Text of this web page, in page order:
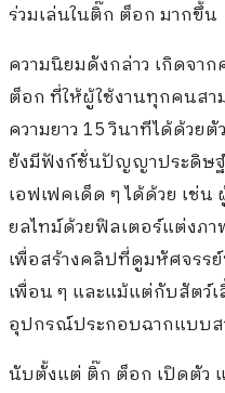
ร่วมเล่นในติ๊ก ต็อก มากขึ้น
ความนิยมดังกล่าว เกิดจา
ต็อก ที่ให้ผู้ใช้งานทุกคนส
ความยาว 15 วินาทีได้ด้ว
ยังมีฟังก์ชั่นปัญญาประดิษฐ์
เอฟเฟคเด็ด ๆ ได้ด้วย เช่
ยลไทม์ด้วยฟิลเตอร์แต่งภ
เพื่อสร้างคลิปที่ดูมหัศจรร
เพื่อน ๆ และแม้แต่กับสัตว์
อุปกรณ์ประกอบฉากแบบส
นับตั้งแต่ ติ๊ก ต็อก เปิดตัว